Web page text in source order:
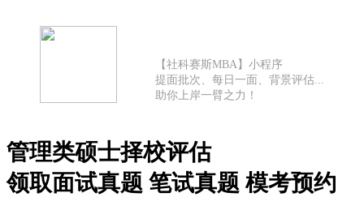
【社科赛斯MBA】小程序
提面批次、每日一面、背景评估...
助你上岸一臂之力！
管理类硕士择校评估
领取面试真题 笔试真题 模考预约